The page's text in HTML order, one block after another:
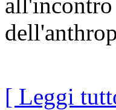
[ Leggi